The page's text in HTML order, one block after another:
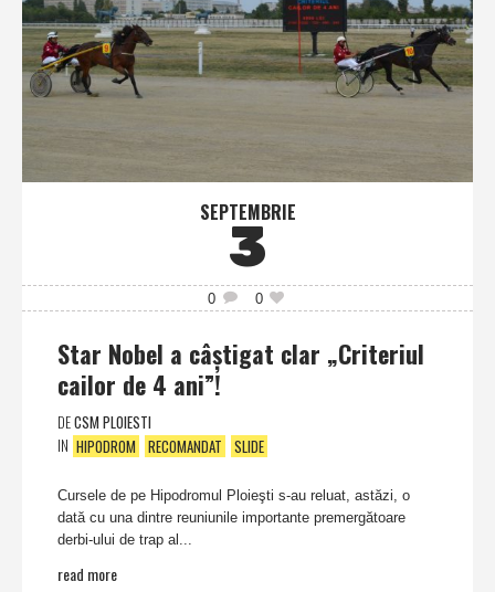
SEPTEMBRIE
3
0 0
Star Nobel a câştigat clar „Criteriul
cailor de 4 ani”!
DECSM PLOIESTI
IN HIPODROM RECOMANDAT SLIDE
Cursele de pe Hipodromul Ploieşti s-au reluat, astăzi, o
dată cu una dintre reuniunile importante premergătoare
derbi-ului de trap al...
read more